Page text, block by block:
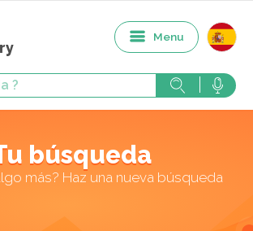
Menu
búsqueda
más? Haz una nueva búsqueda